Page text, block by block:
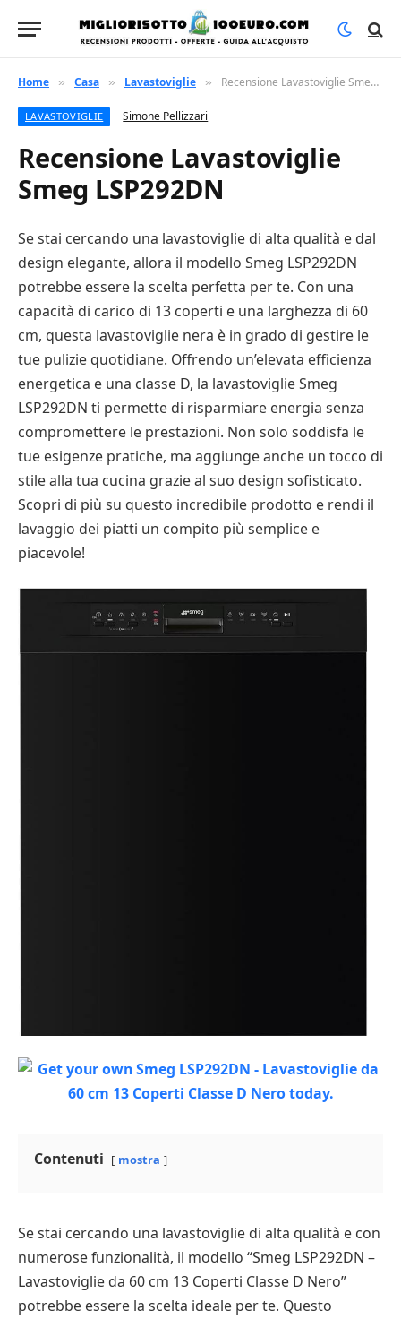
Home » Casa » Lavastoviglie » Recensione Lavastoviglie Smeg LSP292DN
LAVASTOVIGLIE Simone Pellizzari
Recensione Lavastoviglie
Smeg LSP292DN
Se stai cercando una lavastoviglie di alta qualità e dal
design elegante, allora il modello Smeg LSP292DN
potrebbe essere la scelta perfetta per te. Con una
capacità di carico di 13 coperti e una larghezza di 60
cm, questa lavastoviglie nera è in grado di gestire le
tue pulizie quotidiane. Offrendo un’elevata efficienza
energetica e una classe D, la lavastoviglie Smeg
LSP292DN ti permette di risparmiare energia senza
compromettere le prestazioni. Non solo soddisfa le
tue esigenze pratiche, ma aggiunge anche un tocco di
stile alla tua cucina grazie al suo design sofisticato.
Scopri di più su questo incredibile prodotto e rendi il
lavaggio dei piatti un compito più semplice e
piacevole!
Contenuti mostra
Se stai cercando una lavastoviglie di alta qualità e con
numerose funzionalità, il modello “Smeg LSP292DN –
Lavastoviglie da 60 cm 13 Coperti Classe D Nero”
potrebbe essere la scelta ideale per te. Questo